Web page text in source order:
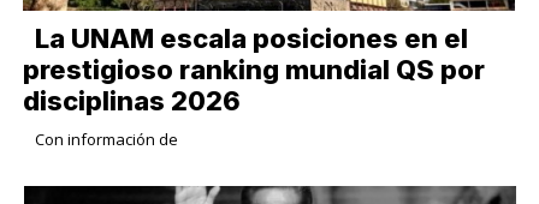
La UNAM escala posiciones en el
prestigioso ranking mundial QS por
disciplinas 2026
Con información de